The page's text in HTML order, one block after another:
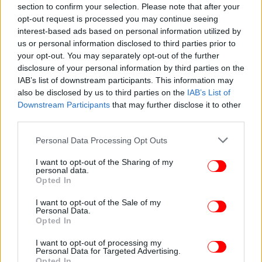
section to confirm your selection. Please note that after your
opt-out request is processed you may continue seeing
interest-based ads based on personal information utilized by
us or personal information disclosed to third parties prior to
your opt-out. You may separately opt-out of the further
disclosure of your personal information by third parties on the
IAB’s list of downstream participants. This information may
also be disclosed by us to third parties on the IAB’s List of
Downstream Participants that may further disclose it to other
Please note that this website/app uses one or more Google
not limited to your visit or usage behaviour. You may click to
grant or deny consent to Google and its third-party tags to
use your data for below specified purposes in below Google
consent section.
Personal Data Processing Opt Outs
I want to opt-out of the Sharing of my
personal data.
Opted In
I want to opt-out of the Sale of my
Personal Data.
Opted In
I want to opt-out of processing my
Personal Data for Targeted Advertising.